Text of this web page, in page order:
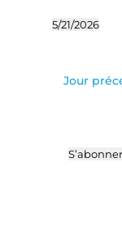
2026
5/21/2026
date.
Jour